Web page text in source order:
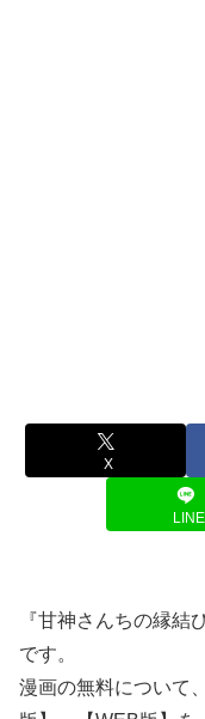
X
LINE
『甘神さんちの縁結
です。
漫画の無料について